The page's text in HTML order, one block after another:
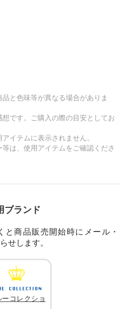
と色味等が異なる場合がありま
です。ご購入の際の目安としてお
イテムに表示されません。
は、使用アイテムをご確認くださ
ブランド
と商品販売開始時にメール・
せします。
ーコレクショ